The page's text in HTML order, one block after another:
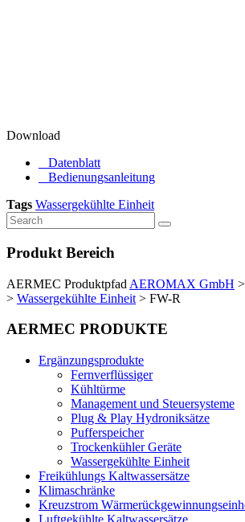
Download
Datenblatt
Bedienungsanleitung
Tags Wassergekühlte Einheit
Produkt Bereich
AERMEC Produktpfad AEROMAX GmbH >
> Wassergekühlte Einheit > FW-R
AERMEC PRODUKTE
Ergänzungsprodukte
Fernverflüssiger
Kühltürme
Management und Steuersysteme
Plug & Play Hydroniksätze
Pufferspeicher
Trockenkühler Geräte
Wassergekühlte Einheit
Freikühlungs Kaltwassersätze
Klimaschränke
Kreuzstrom
Luftgekühlte Kaltwassersätze